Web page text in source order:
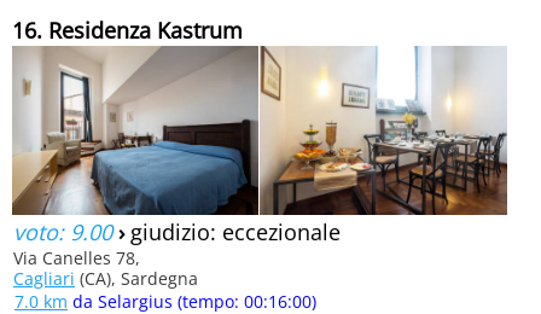
16. Residenza Kastrum
voto: 9.00› giudizio: eccezionale
Via Canelles 78,
Cagliari (CA), Sardegna
7.0 km da Selargius (tempo: 00:16:00)